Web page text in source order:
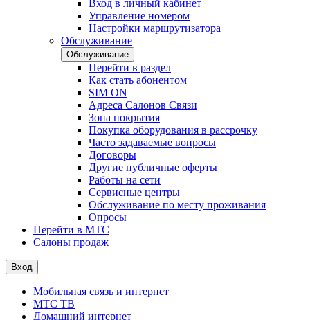
Вход в личный кабинет
Управление номером
Настройки маршрутизатора
Обслуживание
Обслуживание
Перейти в раздел
Как стать абонентом
SIM ON
Адреса Салонов Связи
Зона покрытия
Покупка оборудования в рассрочку
Часто задаваемые вопросы
Договоры
Другие публичные оферты
Работы на сети
Сервисные центры
Обслуживание по месту проживания
Опросы
Перейти в МТС
Салоны продаж
Вход
Мобильная связь и интернет
МТС ТВ
Домашний интернет